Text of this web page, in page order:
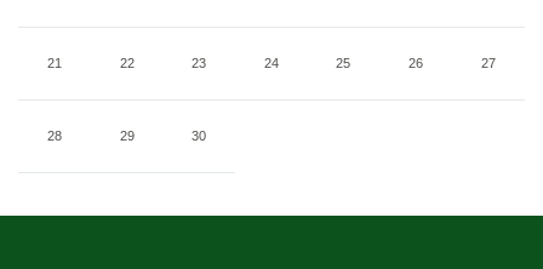
21 22 23 24 25 26 27
28 29 30